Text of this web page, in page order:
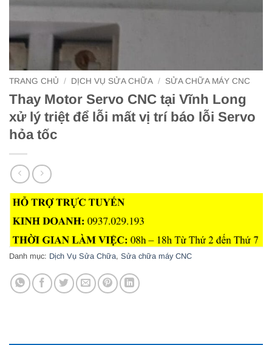
TRANG CHỦ / DỊCH VỤ SỬA CHỮA / SỬA CHỮA MÁY CNC
Thay Motor Servo CNC tại Vĩnh Long
xử lý triệt để lỗi mất vị trí báo lỗi Servo
hỏa tốc
Danh mục: Dịch Vụ Sửa Chữa, Sửa chữa máy CNC